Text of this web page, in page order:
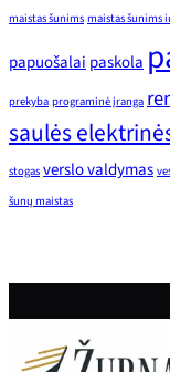
maistas šunims maistas šunims
papuošalaipaskola
prekyba programinė įranga
saulės
stogas verslo valdymas
šunų maistas